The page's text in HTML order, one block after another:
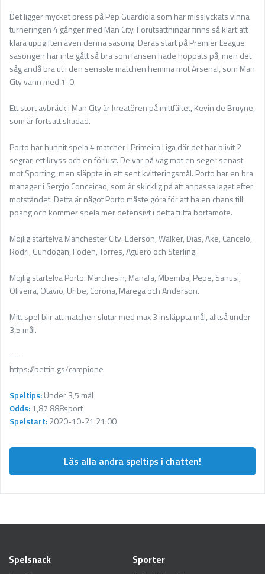
Det ligger mycket press på Pep Guardiola som har misslyckats vinna
turneringen 4 gånger med Man City. Förutsättningar finns så klart att
klara uppgiften även denna säsong. Deras start på Premier League
säsongen har inte gått så bra som fansen hade hoppats på, men det
såg ändå bra ut i den senaste matchen hemma mot Arsenal, som Man
City vann med 1-0.
Ett stort avbräck i Man City är kreatören på mittfältet, Kevin de Bruyne,
som är fortsatt skadad.
Porto har hunnit spela 4 matcher i Primeira Liga där det har blivit 2
segrar, ett kryss och en förlust. De var på väg mot en seger senast
mot Sporting, men släppte in ett sent kvitteringsmål. Porto har en bra
manager i Sergio Conceicao, som är skicklig på att anpassa laget efter
motståndet. Detta är något Porto måste göra för att ha en chans till
poäng och kommer spela mer defensivt i detta tuffa bortamöte.
Möjlig startelva Manchester City: Ederson, Walker, Dias, Ake, Cancelo,
Rodri, Gundogan, Foden, Torres, Aguero och Sterling.
Möjlig startelva Porto: Marchesin, Manafa, Mbemba, Pepe, Sanusi,
Oliveira, Otavio, Uribe, Corona, Marega och Anderson.
Mitt spel blir att matchen slutar med max 3 insläppta mål, alltså under
3,5 mål.
---
https://bettin.gs/campione
Speltips:Under 3,5 mål
Odds:1,87 888sport
Spelstart:2020-10-21 21:00
Läs alla andra speltips i chatten!
Spelsnack
Sporter